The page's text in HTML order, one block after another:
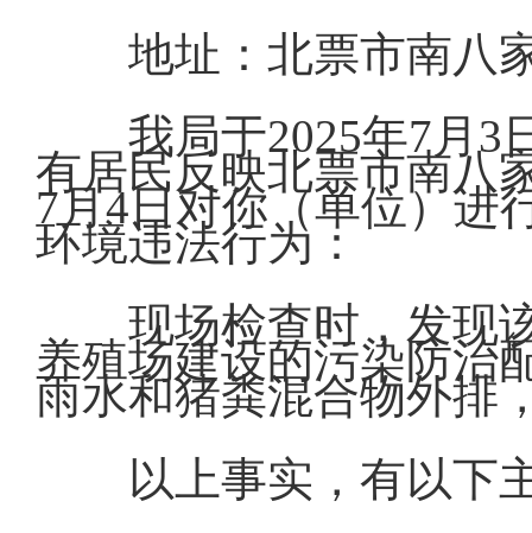
地址：北票市南八
我局于2025年7月3
有居民反映北票市南八
7月4日对你（单位）进
环境违法行为：
现场检查时，发现
养殖场建设的污染防治
雨水和猪粪混合物外排
以上事实，有以下